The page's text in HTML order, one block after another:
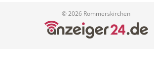
© 2026 Rommerskirchen